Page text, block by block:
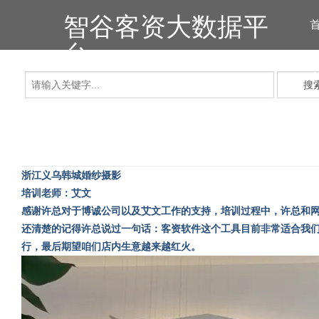
智谷客资大数据平
台
搜
浙江义乌韩城婚纱摄影
培训老师：艾文
感谢许总对于博诚公司以及艾文工作的支持，培训过程中，许总和
还清楚的记得许总说过一句话：客资软件这个工具目前非常适合
行，最后期望咱们店内生意越来越红火。